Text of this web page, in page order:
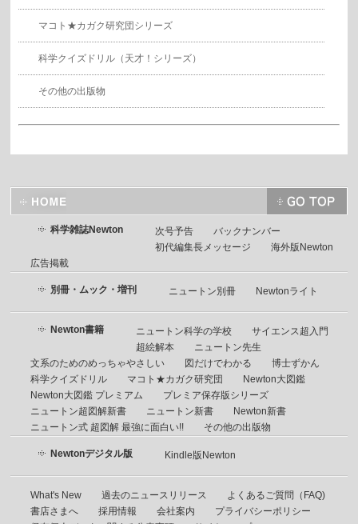
マコト★カガク研究団シリーズ
科学クイズドリル（天才！シリーズ）
その他の出版物
科学雑誌Newton 次号予告
バックナンバー
初代編集長メッセージ
海外版Newton
広告掲載
別冊・ムック・増刊 ニュートン別冊 Newtonライト
Newton書籍 ニュートン科学の学校
サイエンス超入門
超絵解本
ニュートン先生
文系のためのめっちゃやさしい
図だけでわかる
博士ずかん
科学クイズドリル
マコト★カガク研究団
Newton大図鑑
Newton大図鑑 プレミアム
プレミア保存版シリーズ
ニュートン超図解新書
ニュートン新書
Newton新書
ニュートン式 超図解 最強に面白い!!
その他の出版物
Newtonデジタル版 Kindle版Newton
What's New 過去のニュースリリース
よくあるご質問（FAQ)
書店さまへ
採用情報 会社案内
プライバシーポリシー